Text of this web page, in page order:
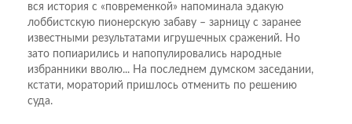
вся история с «повременкой» напоминала эдакую
лоббистскую пионерскую забаву – зарницу с заранее
известными результатами игрушечных сражений. Но
зато попиарились и напопулировались народные
избранники вволю... На последнем думском заседании,
кстати, мораторий пришлось отменить по решению
суда.